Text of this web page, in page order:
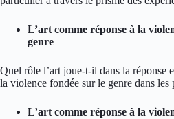
L’art comme réponse à la
genre
Quel rôle l’art joue-t-il dans la réponse
la violence fondée sur le genre dans les
L’art comme réponse à la